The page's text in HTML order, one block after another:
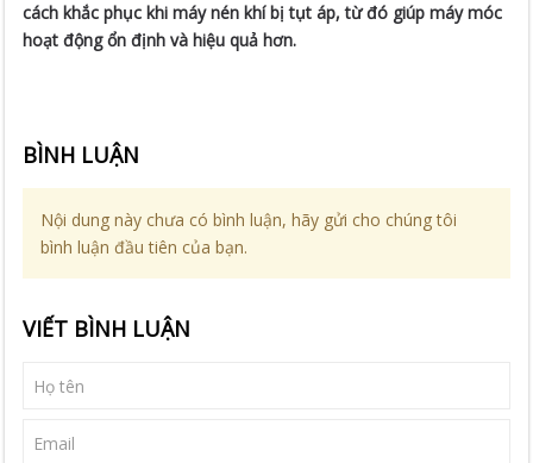
cách khắc phục khi máy nén khí bị tụt áp, từ đó giúp máy móc
hoạt động ổn định và hiệu quả hơn.
BÌNH LUẬN
Nội dung này chưa có bình luận, hãy gửi cho chúng tôi
bình luận đầu tiên của bạn.
VIẾT BÌNH LUẬN